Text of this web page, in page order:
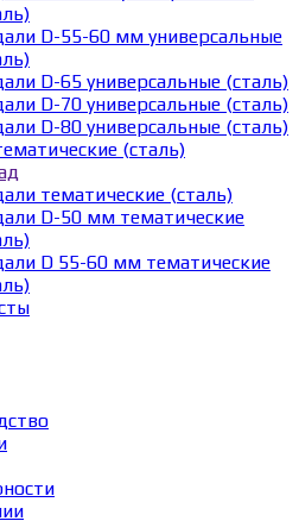
D-55-60 мм универсальные
D-65 универсальные (сталь)
D-70 универсальные (сталь)
D-80 универсальные (сталь)
(сталь)
тематические (сталь)
D-50 мм тематические
D 55-60 мм тематические